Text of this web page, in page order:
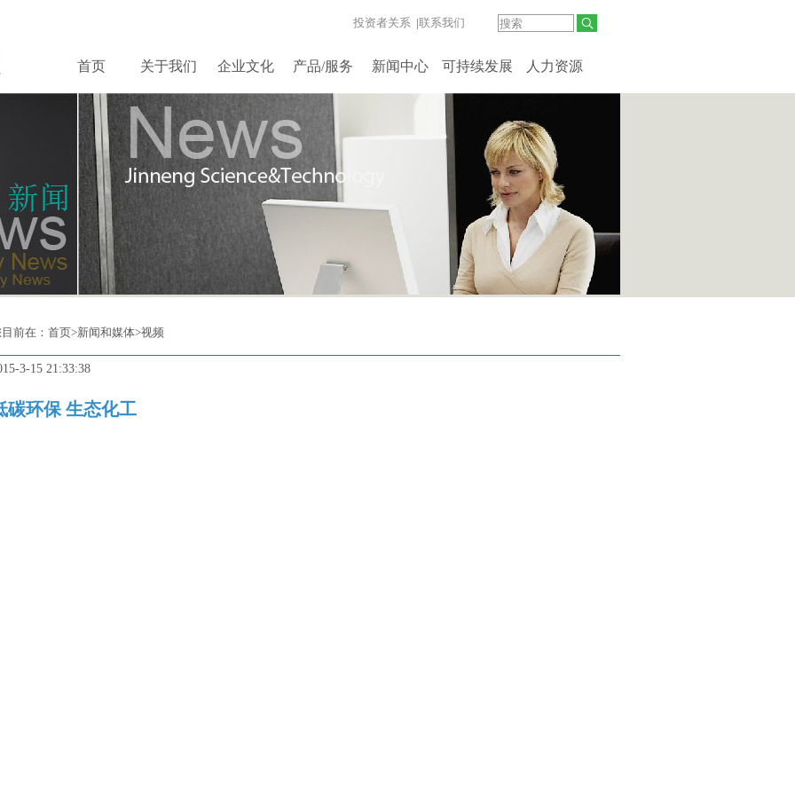
投资者关系 |联系我们
首页 关于我们 企业文化 产品/服务 新闻中心 可持续发展 人力资源
前在： 首页>新闻和媒体>视频
3-15 21:33:38
碳环保 生态化工